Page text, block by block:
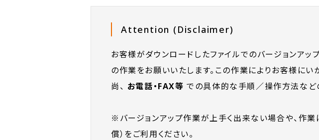
Attention (Disclaimer)
お客様がダウンロードしたファイルでのバージョンアッ
の作業をお願いいたします。この作業によりお客様に
尚、 お電話・FAX等 での具体的な手順／操作方法など
※バージョンアップ作業が上手く出来ない場合や、作業
償）をご利用ください。